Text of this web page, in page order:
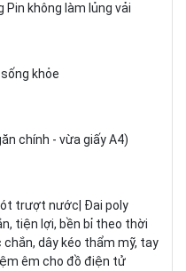
Pin không làm lủng vải
khỏe
chính - vừa giấy A4)
trượt nước| Đai poly
tiện lợi, bền bỉ theo thời
dây kéo thẩm mỹ, tay
êm cho đồ điện tử